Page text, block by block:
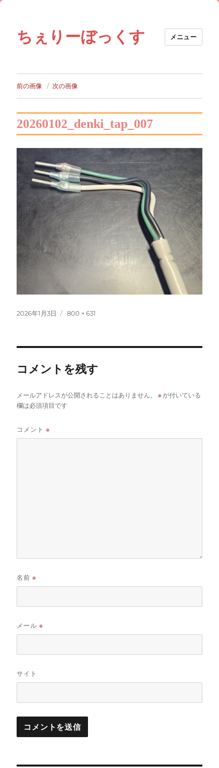
ちぇりーぼっくす メニュー
前の画像 次の画像
20260102_denki_tap_007
投
2026年1月3日
フ
800 × 631
コメントを残す
メールアドレスが公開されることはありません。 ※ が付いている
欄は必須項目です
コメント※
名前※
メール※
サイト